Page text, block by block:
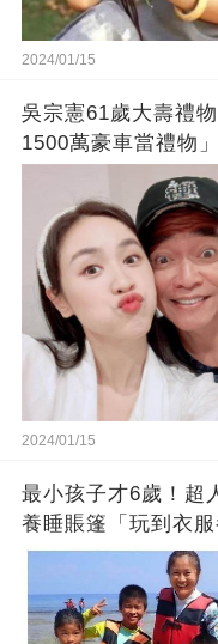
2024/01/15
吳宗憲61歲大壽禮
1500萬豪車當禮物
徒弟也不甘示弱!
2024/01/15
最小孩子才6歲！
養睡賬篷「玩到衣